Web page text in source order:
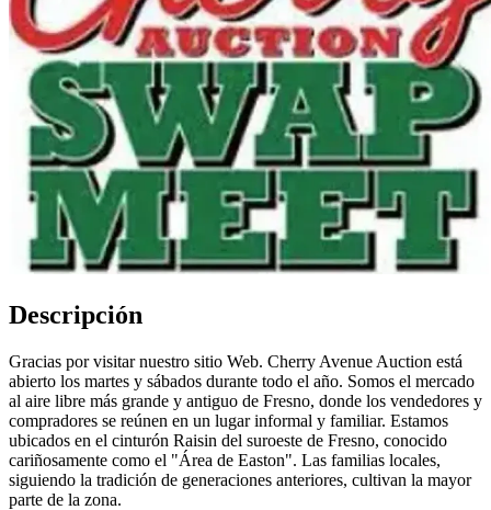
Descripción
Gracias por visitar nuestro sitio Web. Cherry Avenue Auction está
abierto los martes y sábados durante todo el año. Somos el mercado
al aire libre más grande y antiguo de Fresno, donde los vendedores y
compradores se reúnen en un lugar informal y familiar. Estamos
ubicados en el cinturón Raisin del suroeste de Fresno, conocido
cariñosamente como el "Área de Easton". Las familias locales,
siguiendo la tradición de generaciones anteriores, cultivan la mayor
parte de la zona.